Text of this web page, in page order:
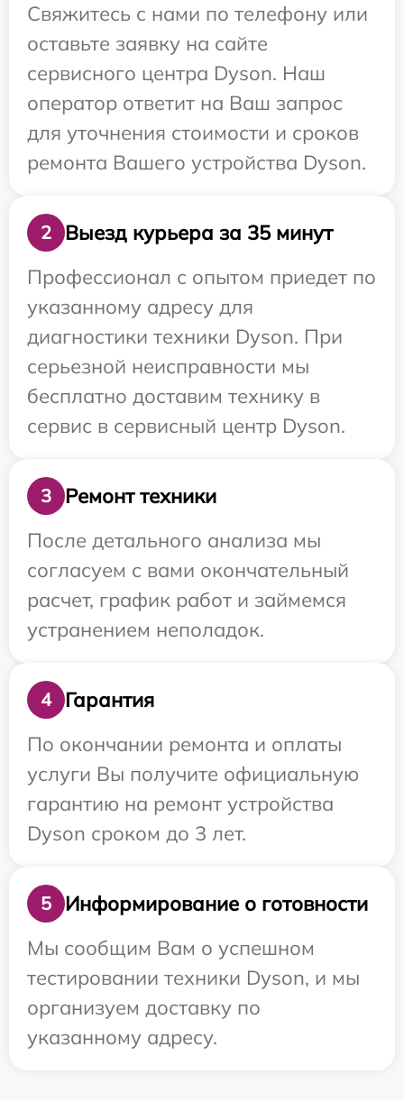
Свяжитесь с нами по телефону или
оставьте заявку на сайте
сервисного центра Dyson. Наш
оператор ответит на Ваш запрос
для уточнения стоимости и сроков
ремонта Вашего устройства Dyson.
2
Выезд курьера за 35 минут
Профессионал с опытом приедет по
указанному адресу для
диагностики техники Dyson. При
серьезной неисправности мы
бесплатно доставим технику в
сервис в сервисный центр Dyson.
3
Ремонт техники
После детального анализа мы
согласуем с вами окончательный
расчет, график работ и займемся
устранением неполадок.
4
Гарантия
По окончании ремонта и оплаты
услуги Вы получите официальную
гарантию на ремонт устройства
Dyson сроком до 3 лет.
5
Информирование о готовности
Мы сообщим Вам о успешном
тестировании техники Dyson, и мы
организуем доставку по
указанному адресу.